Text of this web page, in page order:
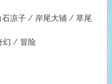
凉子 / 岸尾大辅 / 草尾
幻 / 冒险